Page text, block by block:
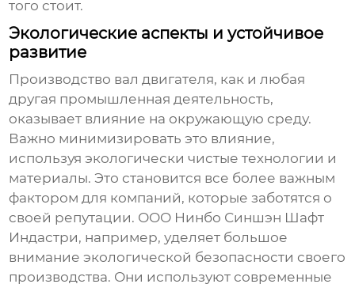
того стоит.
Экологические аспекты и устойчивое
развитие
Производство вал двигателя, как и любая
другая промышленная деятельность,
оказывает влияние на окружающую среду.
Важно минимизировать это влияние,
используя экологически чистые технологии и
материалы. Это становится все более важным
фактором для компаний, которые заботятся о
своей репутации. ООО Нинбо Синшэн Шафт
Индастри, например, уделяет большое
внимание экологической безопасности своего
производства. Они используют современные